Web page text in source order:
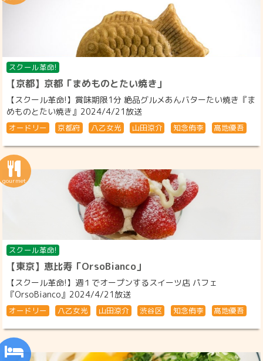
スクール革命!
【京都】京都「まめものとたい焼き」
【スクール革命!】賞味期限1分 絶品グルメあんバターたい焼き『ま
めものとたい焼き』2024/4/21放送
オードリー 京都府 八乙女光 山田涼介 知念侑李 髙地優吾
スクール革命!
【東京】恵比寿「OrsoBianco」
【スクール革命!】週１でオープンするスイーツ店 パフェ
『OrsoBianco』2024/4/21放送
オードリー 八乙女光 山田涼介 渋谷区 知念侑李 髙地優吾